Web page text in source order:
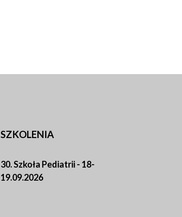
SZKOLENIA
30. Szkoła Pediatrii - 18-
19.09.2026